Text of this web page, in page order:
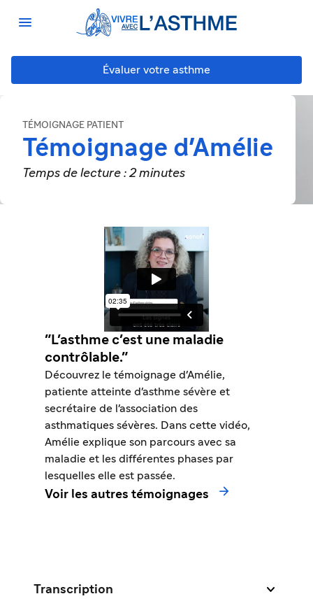

Évaluer votre asthme
TÉMOIGNAGE PATIENT
Témoignage d'Amélie
Temps de lecture : 2 minutes
"L'asthme c'est une maladie
contrôlable."
Découvrez le témoignage d'Amélie,
patiente atteinte d'asthme sévère et
secrétaire de l'association des
asthmatiques sévères. Dans cette vidéo,
Amélie explique son parcours avec sa
maladie et les différentes phases par
lesquelles elle est passée.
Voir les autres témoignages 
Transcription 